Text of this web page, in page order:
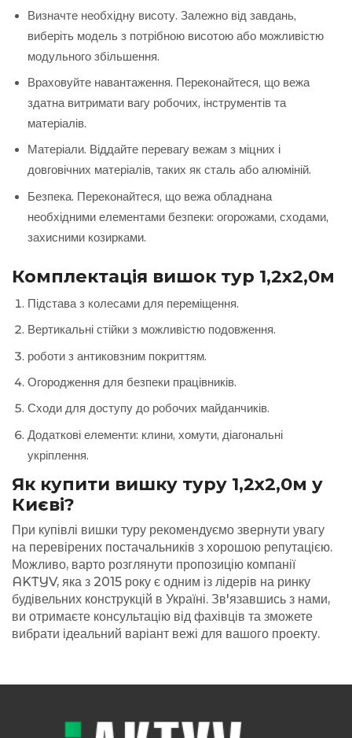
Визначте необхідну висоту. Залежно від завдань,
виберіть модель з потрібною висотою або можливістю
модульного збільшення.
Враховуйте навантаження. Переконайтеся, що вежа
здатна витримати вагу робочих, інструментів та
матеріалів.
Матеріали. Віддайте перевагу вежам з міцних і
довговічних матеріалів, таких як сталь або алюміній.
Безпека. Переконайтеся, що вежа обладнана
необхідними елементами безпеки: огорожами, сходами,
захисними козирками.
Комплектація вишок тур 1,2х2,0м
Підстава з колесами для переміщення.
Вертикальні стійки з можливістю подовження.
роботи з антиковзним покриттям.
Огородження для безпеки працівників.
Сходи для доступу до робочих майданчиків.
Додаткові елементи: клини, хомути, діагональні
укріплення.
Як купити вишку туру 1,2х2,0м у
Києві?
При купівлі вишки туру рекомендуємо звернути увагу
на перевірених постачальників з хорошою репутацією.
Можливо, варто розглянути пропозицію компанії
AKTYV, яка з 2015 року є одним із лідерів на ринку
будівельних конструкцій в Україні. Зв'язавшись з нами,
ви отримаєте консультацію від фахівців та зможете
вибрати ідеальний варіант вежі для вашого проекту.